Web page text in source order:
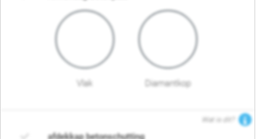
Vlak Diamantkop
Wat is dit?
afdekkap betonschutting